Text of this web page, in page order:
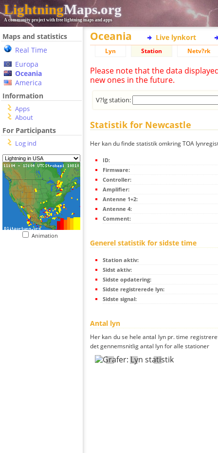
LightningMaps.org
A community project with free lightning maps and apps
Maps and statistics
Real Time
Europa
Oceania
America
Information
Apps
About
For Participants
Log ind
Animation
Oceania Live lynkort
Lyn Station Netv?rk
Please note that the data
new ones in the future.
V?lg station:
Statistik for Newcastle
Her kan du finde statistik omkring TOA
ID:
Firmware:
Controller:
Amplifier:
Antenne 1+2:
Antenne 4:
Comment:
Generel statistik for sidste time
Station aktiv:
Sidst aktiv:
Sidste opdatering:
Sidste registrerede lyn:
Sidste signal:
Antal lyn
Her kan du se hele antal lyn pr. time
det gennemsnitlig antal lyn for alle stationer